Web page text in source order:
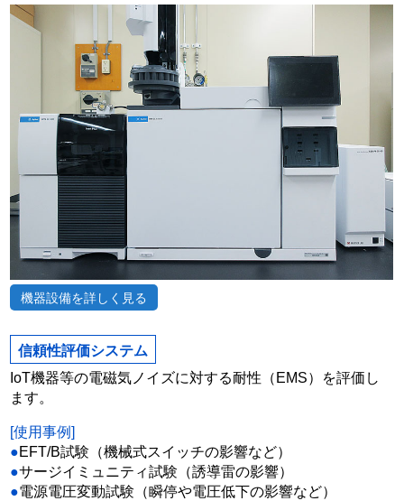
機器設備を詳しく見る
信頼性評価システム
IoT機器等の電磁気ノイズに対する耐性（EMS）を評価し
ます。
[使用事例]
●EFT/B試験（機械式スイッチの影響など）
●サージイミュニティ試験（誘導雷の影響）
●電源電圧変動試験（瞬停や電圧低下の影響など）